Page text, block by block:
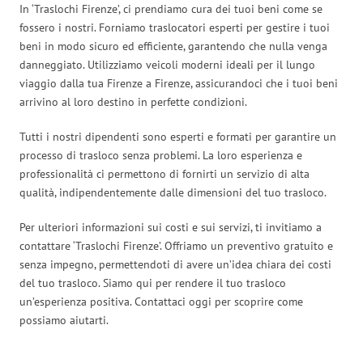
In ‘Traslochi Firenze’, ci prendiamo cura dei tuoi beni come se
fossero i nostri. Forniamo traslocatori esperti per gestire i tuoi
beni in modo sicuro ed efficiente, garantendo che nulla venga
danneggiato. Utilizziamo veicoli moderni ideali per il lungo
viaggio dalla tua Firenze a Firenze, assicurandoci che i tuoi beni
arrivino al loro destino in perfette condizioni.
Tutti i nostri dipendenti sono esperti e formati per garantire un
processo di trasloco senza problemi. La loro esperienza e
professionalità ci permettono di fornirti un servizio di alta
qualità, indipendentemente dalle dimensioni del tuo trasloco.
Per ulteriori informazioni sui costi e sui servizi, ti invitiamo a
contattare ‘Traslochi Firenze’. Offriamo un preventivo gratuito e
senza impegno, permettendoti di avere un’idea chiara dei costi
del tuo trasloco. Siamo qui per rendere il tuo trasloco
un’esperienza positiva. Contattaci oggi per scoprire come
possiamo aiutarti.